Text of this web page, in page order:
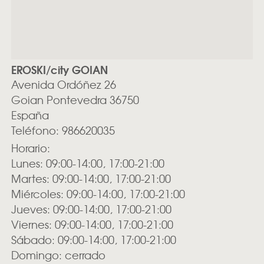
EROSKI/city GOIAN
Avenida Ordóñez 26
Goian Pontevedra 36750
España
Teléfono: 986620035
Horario:
Lunes: 09:00-14:00, 17:00-21:00
Martes: 09:00-14:00, 17:00-21:00
Miércoles: 09:00-14:00, 17:00-21:00
Jueves: 09:00-14:00, 17:00-21:00
Viernes: 09:00-14:00, 17:00-21:00
Sábado: 09:00-14:00, 17:00-21:00
Domingo: cerrado